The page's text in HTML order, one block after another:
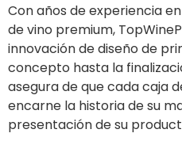
Con años de experiencia
de vino premium,
innovación de diseño de
concepto hasta la
asegura de que cada caja
encarne la historia de su
presentación de su